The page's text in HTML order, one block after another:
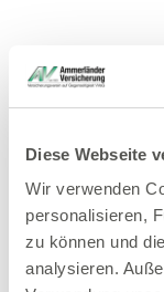
Diese Webseite
Wir verwenden
personalisieren,
zu können und
analysieren.